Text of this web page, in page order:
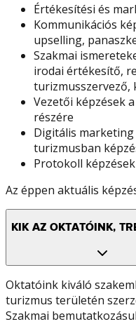
Értékesítési és
Kommunikációs
upselling,
Szakmai
irodai értékesítő,
turizmusszervező,
Vezetői képzések
részére
Digitális
turizmusban
Protokoll képzések
Az éppen aktuális
KIK AZ OKTATÓINK,
Oktatóink kiváló
turizmus területén
Szakmai